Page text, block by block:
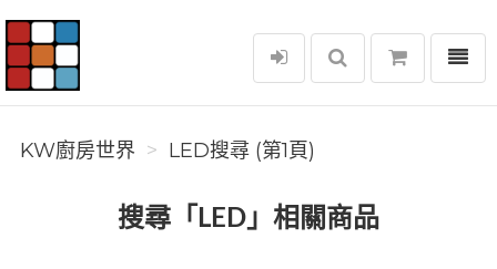
KW廚房世界
選單
KW廚房世界 LED搜尋 (第1頁)
搜尋「LED」相關商品